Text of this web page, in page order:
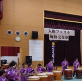
子育て支援事業 習
学びの教室（テスト対